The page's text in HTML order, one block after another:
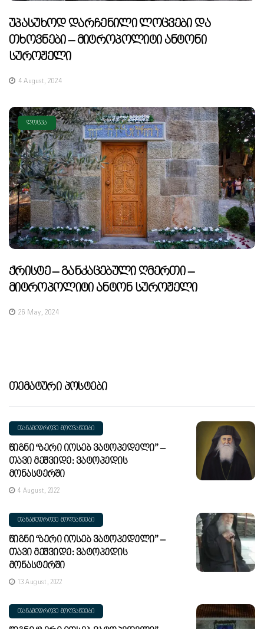
Უპასუხოდ Დარჩენილი Ლოცვები Და
Თხოვნები – Მიტროპოლიტი Ანტონი
Სუროჟელი
4 August, 2024
ᲚᲝᲪᲕᲐ
Ქრისტე – Განკაცებული Ღმერთი –
Მიტროპოლიტი Ანტონ Სუროჟელი
26 May, 2024
Თემატური Პოსტები
ᲗᲐᲜᲐᲛᲔᲓᲠᲝᲕᲔ ᲛᲝᲦᲕᲐᲬᲔᲔᲑᲘ
Წიგნი “ბერი Იოსებ Ვატოპედელი” –
Თავი Მეშვიდე: Ვატოპედის
Მონასტერში
4 August, 2022
ᲗᲐᲜᲐᲛᲔᲓᲠᲝᲕᲔ ᲛᲝᲦᲕᲐᲬᲔᲔᲑᲘ
Წიგნი “ბერი Იოსებ Ვატოპედელი” –
Თავი Მეშვიდე: Ვატოპედის
Მონასტერში
13 August, 2022
ᲗᲐᲜᲐᲛᲔᲓᲠᲝᲕᲔ ᲛᲝᲦᲕᲐᲬᲔᲔᲑᲘ